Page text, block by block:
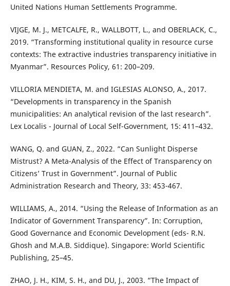
United Nations Human Settlements Programme.
VIJGE, M. J., METCALFE, R., WALLBOTT, L., and OBERLACK, C.,
2019. “Transforming institutional quality in resource curse
contexts: The extractive industries transparency initiative in
Myanmar”. Resources Policy, 61: 200–209.
VILLORIA MENDIETA, M. and IGLESIAS ALONSO, A., 2017.
“Developments in transparency in the Spanish
municipalities: An analytical revision of the last research”.
Lex Localis - Journal of Local Self-Government, 15: 411–432.
WANG, Q. and GUAN, Z., 2022. “Can Sunlight Disperse
Mistrust? A Meta-Analysis of the Effect of Transparency on
Citizens’ Trust in Government”. Journal of Public
Administration Research and Theory, 33: 453-467.
WILLIAMS, A., 2014. “Using the Release of Information as an
Indicator of Government Transparency”. In: Corruption,
Good Governance and Economic Development (eds- R.N.
Ghosh and M.A.B. Siddique). Singapore: World Scientific
Publishing, 25–45.
ZHAO, J. H., KIM, S. H., and DU, J., 2003. “The Impact of